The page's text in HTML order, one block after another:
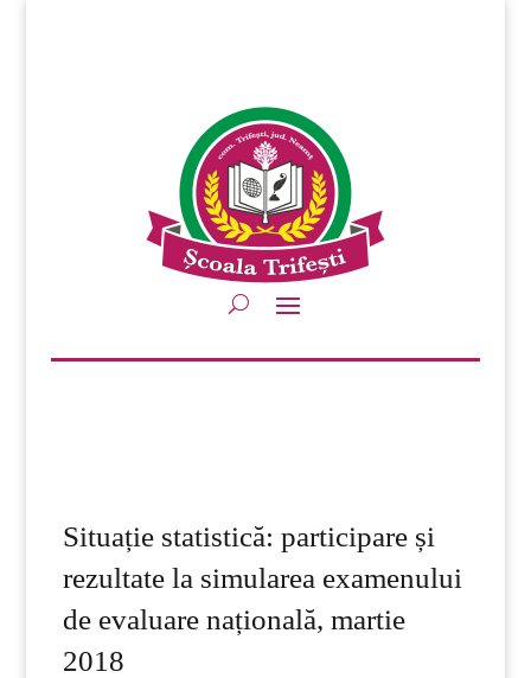
Situație statistică: participare și
rezultate la simularea examenului
de evaluare națională, martie
2018